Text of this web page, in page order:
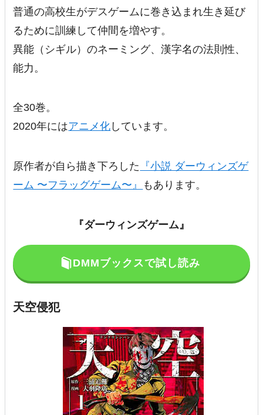
普通の高校生がデスゲームに巻き込まれ生き延び
るために訓練して仲間を増やす。
異能（シギル）のネーミング、漢字名の法則性、
能力。
全30巻。
2020年にはアニメ化 しています。
原作者が自ら描き下ろした
『小説 ダーウィンズゲ
ーム 〜フラッグゲーム〜』
もあります。
『ダーウィンズゲーム』
DMMブックスで試し読み
天空侵犯